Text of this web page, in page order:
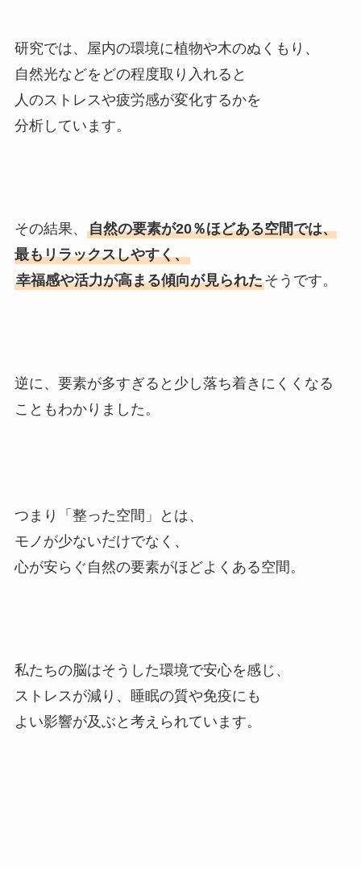
研究では、屋内の環境に植物や木のぬくもり、
自然光などをどの程度取り入れると
人のストレスや疲労感が変化するかを
分析しています。
その結果、 自然の要素が20％ほどある空間では、
最もリラックスしやすく、
幸福感や活力が高まる傾向が見られたそうです。
逆に、要素が多すぎると少し落ち着きにくくなる
こともわかりました。
つまり「整った空間」とは、
モノが少ないだけでなく、
心が安らぐ自然の要素がほどよくある空間。
私たちの脳はそうした環境で安心を感じ、
ストレスが減り、睡眠の質や免疫にも
よい影響が及ぶと考えられています。